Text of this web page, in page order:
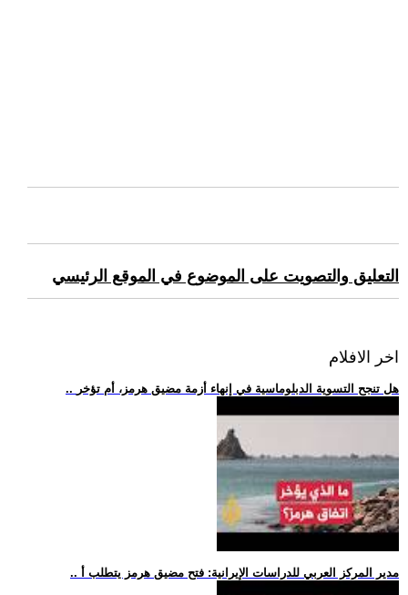
التعليق والتصويت على الموضوع في الموقع الرئيسي
اخر الافلام
.. هل تنجح التسوية الدبلوماسية في إنهاء أزمة مضيق هرمز، أم تؤخر
.. مدير المركز العربي للدراسات الإيرانية: فتح مضيق هرمز يتطلب أ